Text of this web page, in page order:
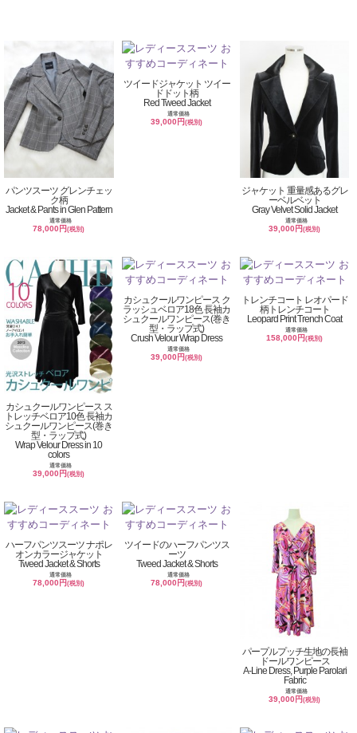
パンツスーツ グレンチェッ
ク柄
Jacket & Pants in Glen Pattern
通常価格
78,000円(税別)
ツイードジャケット ツイー
ドドット柄
Red Tweed Jacket
通常価格
39,000円(税別)
ジャケット 重量感あるグレ
ーベルベット
Gray Velvet Solid Jacket
通常価格
39,000円(税別)
カシュクールワンピース ス
トレッチベロア10色 長袖カ
シュクールワンピース(巻き
型・ラップ式)
Wrap Velour Dress in 10
colors
通常価格
39,000円(税別)
カシュクールワンピース ク
ラッシュベロア18色 長袖カ
シュクールワンピース(巻き
型・ラップ式)
Crush Velour Wrap Dress
通常価格
39,000円(税別)
トレンチコート レオパード
柄トレンチコート
Leopard Print Trench Coat
通常価格
158,000円(税別)
ハーフパンツスーツ ナポレ
オンカラージャケット
Tweed Jacket & Shorts
通常価格
78,000円(税別)
ツイードのハーフパンツス
ーツ
Tweed Jacket & Shorts
通常価格
78,000円(税別)
パープルプッチ生地の長袖
ドールワンピース
A-Line Dress, Purple Parolari
Fabric
通常価格
39,000円(税別)